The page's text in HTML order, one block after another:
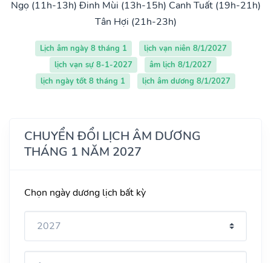
Ngọ (11h-13h) Đinh Mùi (13h-15h) Canh Tuất (19h-21h)
Tân Hợi (21h-23h)
Lịch âm ngày 8 tháng 1
lịch vạn niên 8/1/2027
lịch vạn sự 8-1-2027
âm lịch 8/1/2027
lịch ngày tốt 8 tháng 1
lịch âm dương 8/1/2027
CHUYỂN ĐỔI LỊCH ÂM DƯƠNG
THÁNG 1 NĂM 2027
Chọn ngày dương lịch bất kỳ